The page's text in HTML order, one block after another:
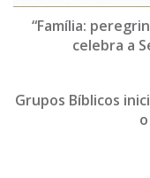
“Família:
celebra a
Grupos Bíblicos